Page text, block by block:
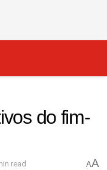
do fim-
read AA